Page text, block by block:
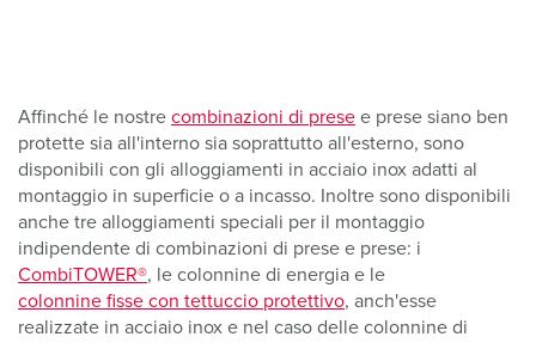
Affinché le nostre combinazioni di prese e prese siano ben
protette sia all'interno sia soprattutto all'esterno, sono
disponibili con gli alloggiamenti in acciaio inox adatti al
montaggio in superficie o a incasso. Inoltre sono disponibili
anche tre alloggiamenti speciali per il montaggio
indipendente di combinazioni di prese e prese: i
CombiTOWER®, le colonnine di energia e le
colonnine fisse con tettuccio protettivo, anch'esse
realizzate in acciaio inox e nel caso delle colonnine di